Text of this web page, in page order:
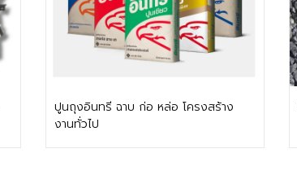
ปูนถุงอินทรี ฉาบ ก่อ หล่อ โครงสร้าง
งานทั่วไป
ติดต่อฝ่ายขาย